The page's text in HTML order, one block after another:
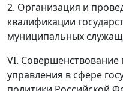
2. Организация и
квалификации
муниципальных
VI. Совершенствование
управления в сфере